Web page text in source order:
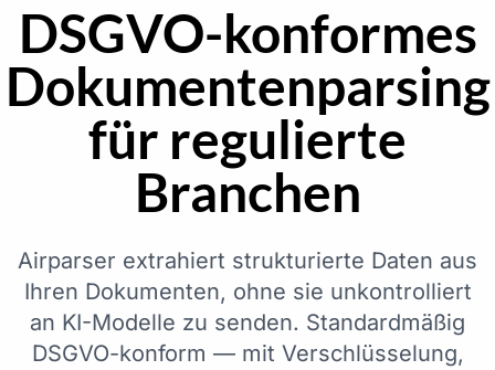
DSGVO-konformes
Dokumentenparsing
für regulierte
Branchen
Airparser extrahiert strukturierte Daten aus
Ihren Dokumenten, ohne sie unkontrolliert
an KI-Modelle zu senden. Standardmäßig
DSGVO-konform — mit Verschlüsselung,